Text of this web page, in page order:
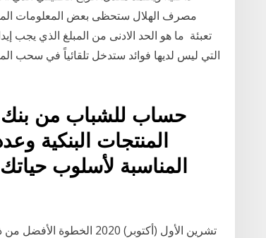
مصرف الهلال ستحظى بعض المعلومات
تعبئة ما هو الحد الادنى من المبلغ الذي يجب
التي ليس لديها فوائد ستدخل تلقائياً في سحب
حساب للشباب من بنك
المنتجات البنكية
المناسبة لأسلوب